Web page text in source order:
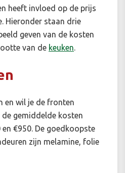
heeft invloed op de prijs
Hieronder staan drie
geven van de kosten
van de keuken.
en wil je de fronten
gemiddelde kosten
€950. De goedkoopste
zijn melamine, folie